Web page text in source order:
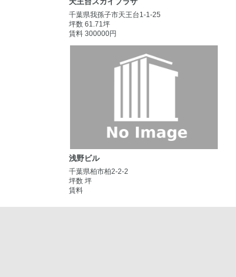
千葉県我孫子市天王台1-1-25
坪数 61.71坪
賃料 300000円
浅野ビル
千葉県柏市柏2-2-2
坪数 坪
賃料